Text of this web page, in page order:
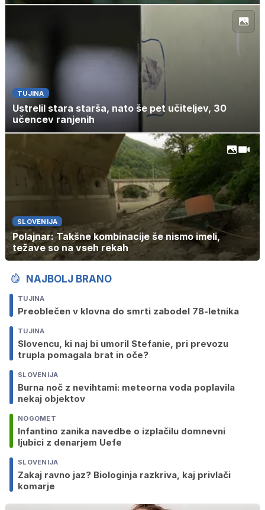
TUJINA
Ustrelil stara starša, nato še pet učiteljev, 30
učencev ranjenih
SLOVENIJA
Polajnar: Takšne kombinacije še nismo imeli,
težave so na vseh rekah
NAJBOLJ BRANO
TUJINA
Preoblečen v klovna do smrti zabodel 78-letnika
TUJINA
Slovencu, ki naj bi umoril Stefanie, pri prevozu
trupla pomagala brat in oče?
SLOVENIJA
Burna noč z nevihtami: meteorna voda poplavila
nekaj objektov
NOGOMET
Infantino zanika navedbe o izplačilu domnevni
ljubici z denarjem Uefe
SLOVENIJA
Zakaj ravno jaz? Biologinja razkriva, kaj privlači
komarje